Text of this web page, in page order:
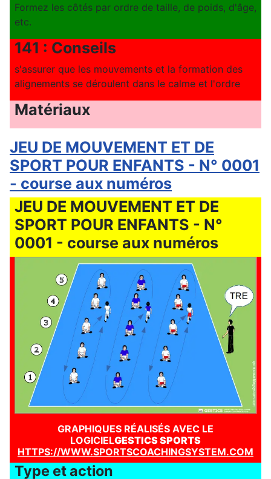
Formez les côtés par ordre de taille, de poids, d'âge,
etc.
141 : Conseils
s'assurer que les mouvements et la formation des
alignements se déroulent dans le calme et l'ordre
Matériaux
JEU DE MOUVEMENT ET DE
SPORT POUR ENFANTS - N° 0001
- course aux numéros
JEU DE MOUVEMENT ET DE
SPORT POUR ENFANTS - N°
0001 - course aux numéros
GRAPHIQUES RÉALISÉS AVEC LE
LOGICIELGESTICS SPORTS
HTTPS://WWW.SPORTSCOACHINGSYSTEM.COM
Type et action